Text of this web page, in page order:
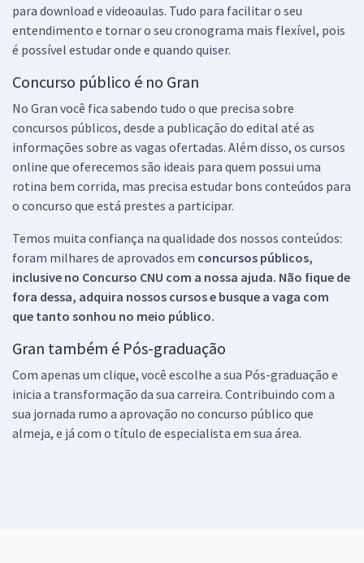
para download e videoaulas. Tudo para facilitar o seu
entendimento e tornar o seu cronograma mais flexível, pois
é possível estudar onde e quando quiser.
Concurso público é no Gran
No Gran você fica sabendo tudo o que precisa sobre
concursos públicos, desde a publicação do edital até as
informações sobre as vagas ofertadas. Além disso, os cursos
online que oferecemos são ideais para quem possui uma
rotina bem corrida, mas precisa estudar bons conteúdos para
o concurso que está prestes a participar.
Temos muita confiança na qualidade dos nossos conteúdos:
foram milhares de aprovados em concursos públicos,
inclusive no Concurso CNU com a nossa ajuda. Não fique de
fora dessa, adquira nossos cursos e busque a vaga com
que tanto sonhou no meio público.
Gran também é Pós-graduação
Com apenas um clique, você escolhe a sua Pós-graduação e
inicia a transformação da sua carreira. Contribuindo com a
sua jornada rumo a aprovação no concurso público que
almeja, e já com o título de especialista em sua área.